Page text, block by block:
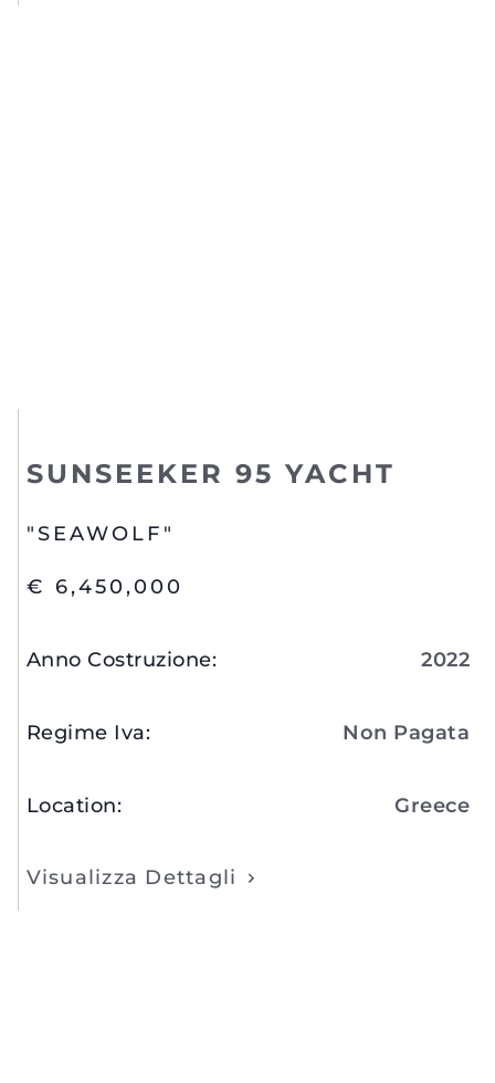
SUNSEEKER 95 YACHT
"SEAWOLF"
€ 6,450,000
Anno Costruzione: 2022
Regime Iva: Non Pagata
Location: Greece
Visualizza Dettagli